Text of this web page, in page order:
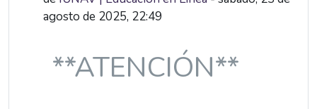
agosto de 2025, 22:49
**ATENCIÓN**